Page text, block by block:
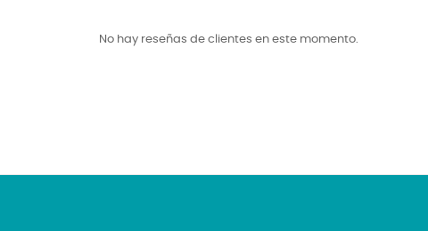
No hay reseñas de clientes en este momento.